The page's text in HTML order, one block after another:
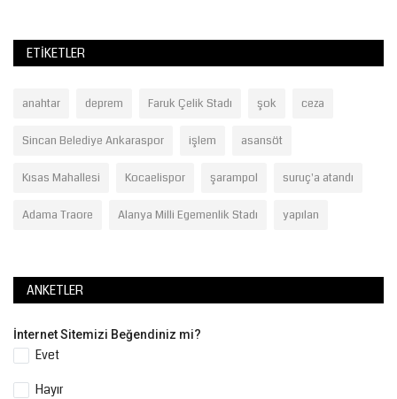
ETIKETLER
anahtar deprem Faruk Çelik Stadı şok ceza
Sincan Belediye Ankaraspor işlem asansöt
Kısas Mahallesi Kocaelispor şarampol suruç'a atandı
Adama Traore Alanya Milli Egemenlik Stadı yapılan
ANKETLER
İnternet Sitemizi Beğendiniz mi?
Evet
Hayır